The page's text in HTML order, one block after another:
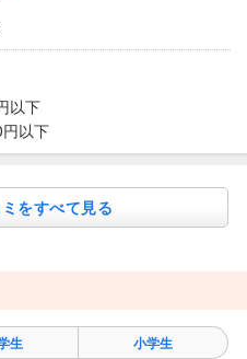
以下
以下
をすべて見る
生 小学生